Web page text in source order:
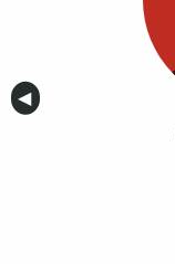
Anterior
◀︎